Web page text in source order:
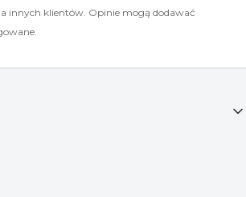
innych klientów. Opinie mogą dodawać